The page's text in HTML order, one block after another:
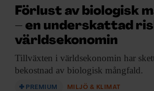
Förlust av biologisk
– en under­skattad
världs­ekonomin
Tillväxten i världsekonomin har
bekostnad av biologisk mångfald.
PREMIUM MILJÖ & KLIMAT